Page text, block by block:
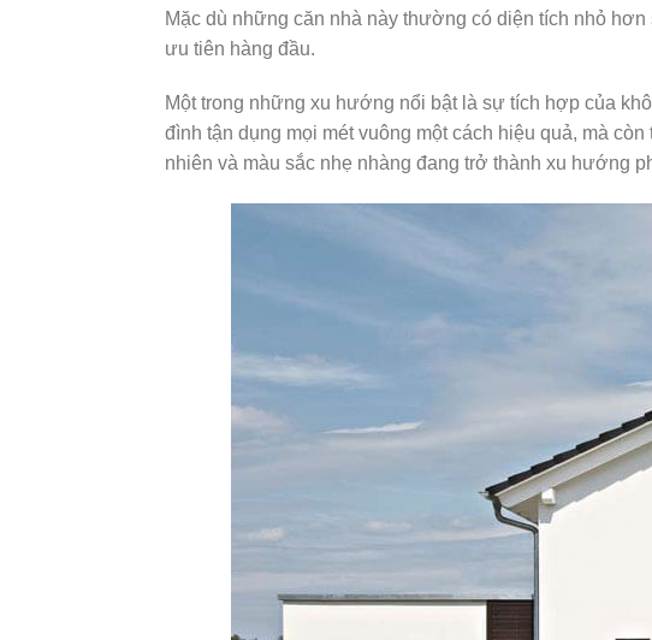
Mặc dù những căn nhà này thường có diện tích nhỏ
ưu tiên hàng đầu.
Một trong những xu hướng nổi bật là sự tích hợp của
đình tận dụng mọi mét vuông một cách hiệu quả, mà
nhiên và màu sắc nhẹ nhàng đang trở thành xu hướng